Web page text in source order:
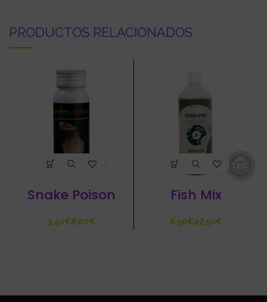
PRODUCTOS RELACIONADOS
Snake Poison
€ €
Fish Mix
€ €